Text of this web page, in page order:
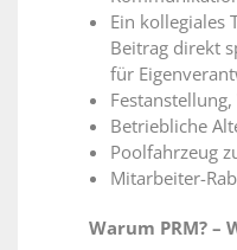
Ein kollegiales
Beitrag direkt
für
Betriebliche
Poolfahrzeug
Mitarbeiter-
Warum PRM? –